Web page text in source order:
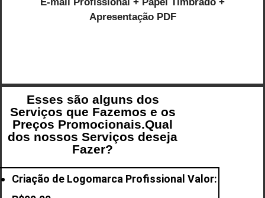
Apresentação PDF
Esses são alguns dos
Serviços que Fazemos e os
Preços Promocionais.Qual
dos nossos Serviços deseja
Fazer?
Criação de Logomarca Profissional Valor: